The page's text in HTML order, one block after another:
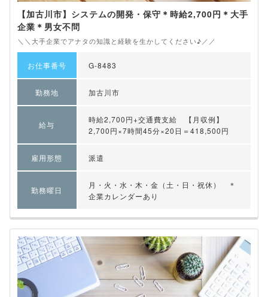
【加古川市】システムの開発・保守＊時給2,700円＊大手
企業＊男女不問
＼＼大手企業でアナタの知識と経験を生かしてください♪／／
お仕事番号 G-8483
勤務地 加古川市
給与
時給2,700円+交通費支給 【月収例】
2,700円×7時間45分×20日＝418,500円
雇用形態 派遣
勤務曜日
月・火・水・木・金（土・日・祝休） ＊
企業カレンダーあり